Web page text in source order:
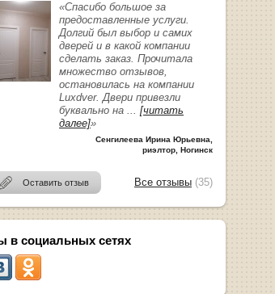
«Спасибо большое за
предоставленные услуги.
Долгий был выбор и самих
дверей и в какой компании
сделать заказ. Прочитала
множество отзывов,
остановилась на компании
Luxdver. Двери привезли
буквально на ... [читать
далее]»
Сенгилеева Ирина Юрьевна,
риэлтор, Ногинск
Оставить отзыв Все отзывы (35)
в социальных сетях